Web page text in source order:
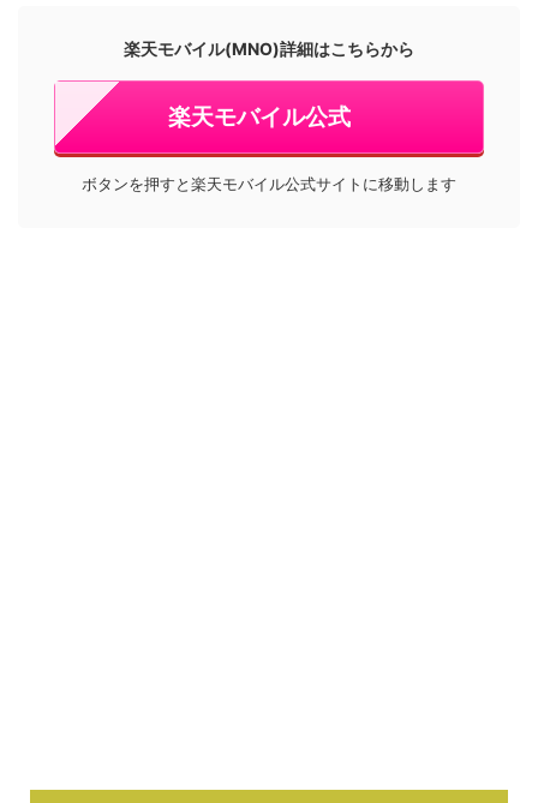
楽天モバイル(MNO)詳細はこちらから
楽天モバイル公式
ボタンを押すと楽天モバイル公式サイトに移動します